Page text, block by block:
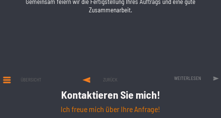
Gemeinsam feiern wir die Fertigstellung Ihres Auftrags und eine gute
Zusammenarbeit.
ÜBERSICHT ZURÜCK WEITERLESEN
Kontaktieren Sie mich!
Ich freue mich über Ihre Anfrage!